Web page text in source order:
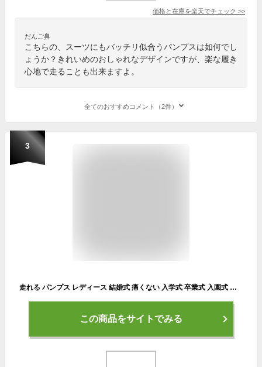
価格と在庫を楽天でチェック >>
だんご鼻
こちらの、スーツにもバッチリ似合うパンプスは如何でし
ょうか？きれいめのおしゃれなデザインですが、楽な履き
心地で走ることも出来ますよ。
全てのおすすめコメント（2件）
3
走れる パンプス レディース 結婚式 痛くない 入学式 卒業式 入園式 卒園式 仕事 オフィス 就活 ラウンドトゥ XXS XS S M L LL 3L 4L 美脚 機能系 5cm ヒール [I940] 【送料無料】
この商品をサイトでみる